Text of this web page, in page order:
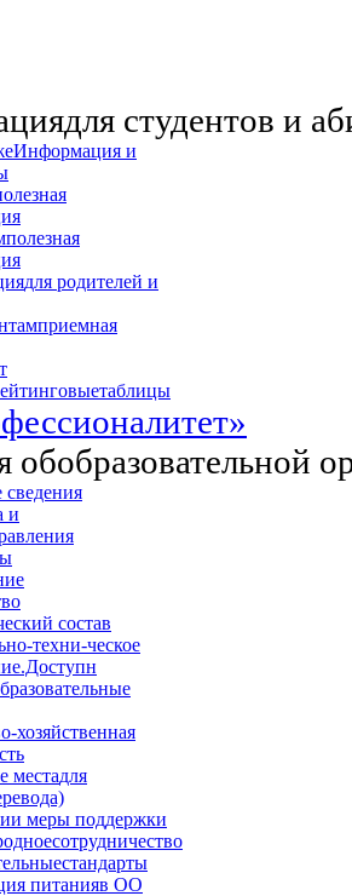
для студентов и
Информация и
полезная
для родителей и
приемная
таблицы
обобразовательной
и
состав
техни-ческое
-хозяйственная
местадля
и меры поддержки
сотрудничество
стандарты
питанияв ОО